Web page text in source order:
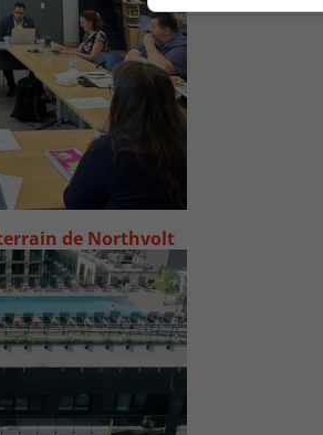
de Northvolt